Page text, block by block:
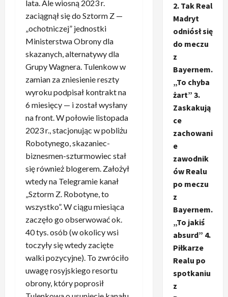
lata. Ale wiosną 2023 r.
zaciągnął się do Sztorm Z —
„ochotniczej” jednostki
Ministerstwa Obrony dla
skazanych, alternatywy dla
Grupy Wagnera. Tulenkow w
zamian za zniesienie reszty
wyroku podpisał kontrakt na
6 miesięcy — i został wysłany
na front. W połowie listopada
2023 r., stacjonując w pobliżu
Robotynego, skazaniec-
biznesmen-szturmowiec stał
się również blogerem. Założył
wtedy na Telegramie kanał
„Sztorm Z. Robotyne, to
wszystko”. W ciągu miesiąca
zaczęło go obserwować ok.
40 tys. osób (w okolicy wsi
toczyły się wtedy zacięte
walki pozycyjne). To zwróciło
uwagę rosyjskiego resortu
obrony, który poprosił
2. Tak Real
Madryt
odniósł się
do meczu
z
Bayernem.
„To chyba
żart” 3.
Zaskakują
ce
zachowani
e
zawodnik
ów Realu
po meczu
z
Bayernem.
„To jakiś
absurd” 4.
Piłkarze
Realu po
spotkaniu
z